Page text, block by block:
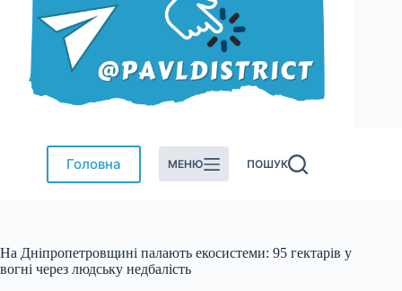
Головна МЕНЮ ПОШУК
На Дніпропетровщині палають екосистеми: 95 гектарів у
вогні через людську недбалість